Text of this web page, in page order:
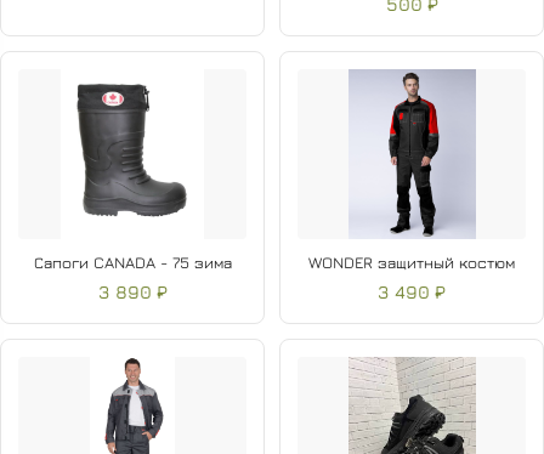
500 ₽
Сапоги CANADA - 75 зима
3 890 ₽
WONDER защитный костюм
3 490 ₽